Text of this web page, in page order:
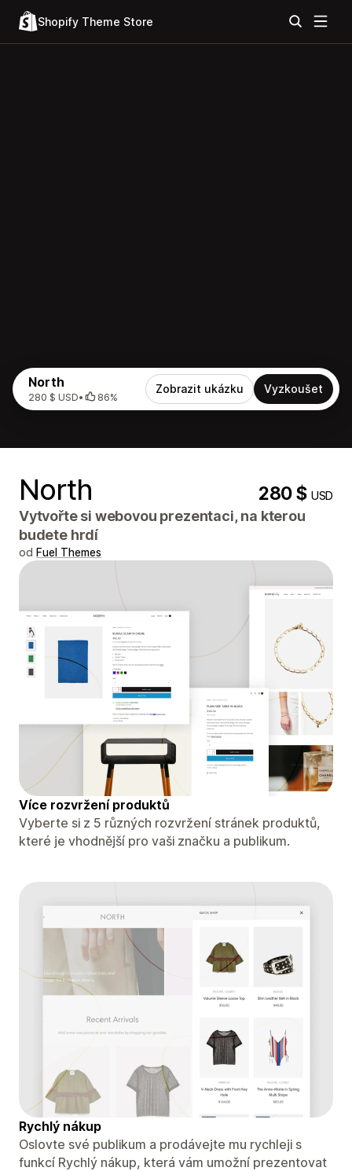
Shopify Theme Store
North
280 $ USD• 86%
Zobrazit ukázku Vyzkoušet
North 280 $USD
Vytvořte si webovou prezentaci, na kterou
budete hrdí
od Fuel Themes
Více rozvržení produktů
Vyberte si z 5 různých rozvržení stránek produktů,
které je vhodnější pro vaši značku a publikum.
Rychlý nákup
Oslovte své publikum a prodávejte mu rychleji s
funkcí Rychlý nákup, která vám umožní prezentovat